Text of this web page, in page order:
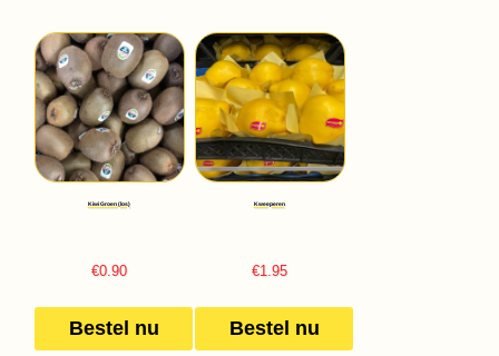
Kiwi Groen (los)
€0.90
Bestel nu
Kweeperen
€1.95
Bestel nu